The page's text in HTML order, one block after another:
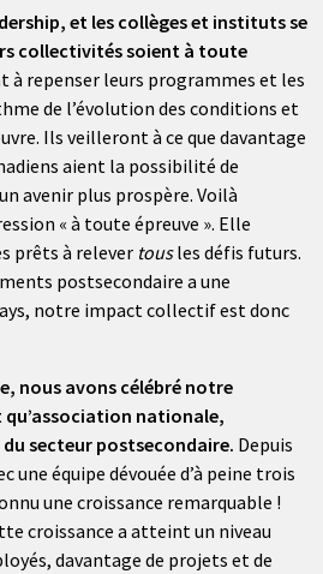
et les collèges et instituts se
collectivités soient à toute
à repenser leurs programmes et les
de l’évolution des conditions et
Ils veilleront à ce que davantage
aient la possibilité de
avenir plus prospère. Voilà
« à toute épreuve ». Elle
prêts à relever tousles défis futurs.
postsecondaire a une
notre impact collectif est donc
nous avons célébré notre
nationale,
secteur postsecondaire. Depuis
une équipe dévouée d’à peine trois
une croissance remarquable !
croissance a atteint un niveau
davantage de projets et de